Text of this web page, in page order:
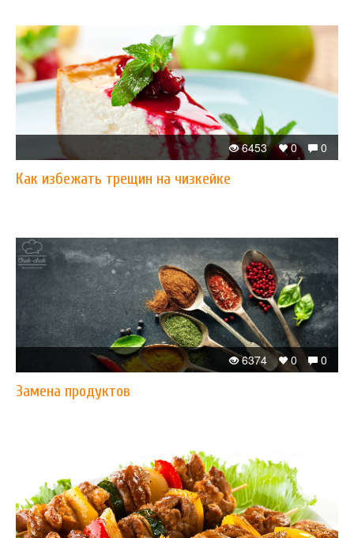
0
0
6453
Как избежать трещин на чизкейке
0
0
6374
Замена продуктов